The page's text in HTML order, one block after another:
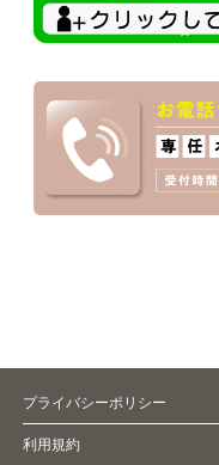
プライバシーポリシー
利用規約